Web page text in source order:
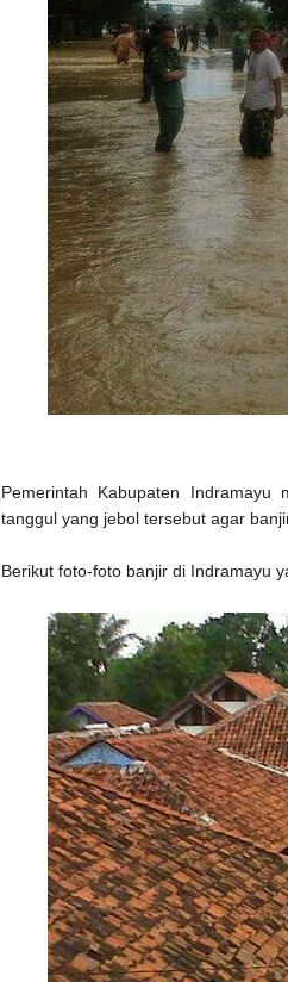
Pemerintah Kabupaten Indramayu
tanggul yang jebol tersebut agar
Berikut foto-foto banjir di Indramayu